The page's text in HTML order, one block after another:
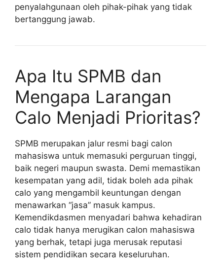
penyalahgunaan oleh pihak-pihak yang tidak
bertanggung jawab.
Apa Itu SPMB dan
Mengapa Larangan
Calo Menjadi Prioritas?
SPMB merupakan jalur resmi bagi calon
mahasiswa untuk memasuki perguruan tinggi,
baik negeri maupun swasta. Demi memastikan
kesempatan yang adil, tidak boleh ada pihak
calo yang mengambil keuntungan dengan
menawarkan “jasa” masuk kampus.
Kemendikdasmen menyadari bahwa kehadiran
calo tidak hanya merugikan calon mahasiswa
yang berhak, tetapi juga merusak reputasi
sistem pendidikan secara keseluruhan.